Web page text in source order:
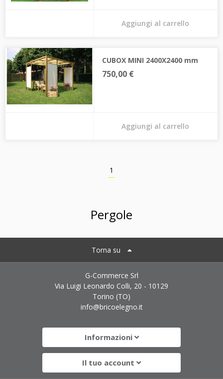
Aggiungi al carrello
CUBOX MINI 2400X2400 mm
750,00 €
Aggiungi al carrello
1
Pergole
Torna su
G-Commerce Srl
Via Luigi Leonardo Colli, 20 - 10129
Torino (TO)
info@bricoelegno.it
Informazioni
Il tuo account